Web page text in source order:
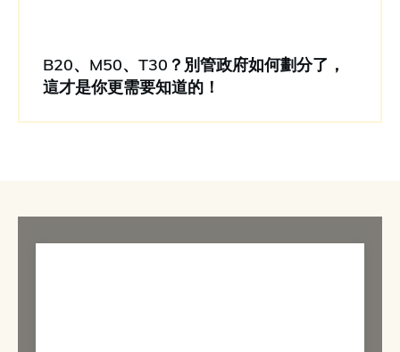
B20、M50、T30？別管政府如何劃分了，
這才是你更需要知道的！